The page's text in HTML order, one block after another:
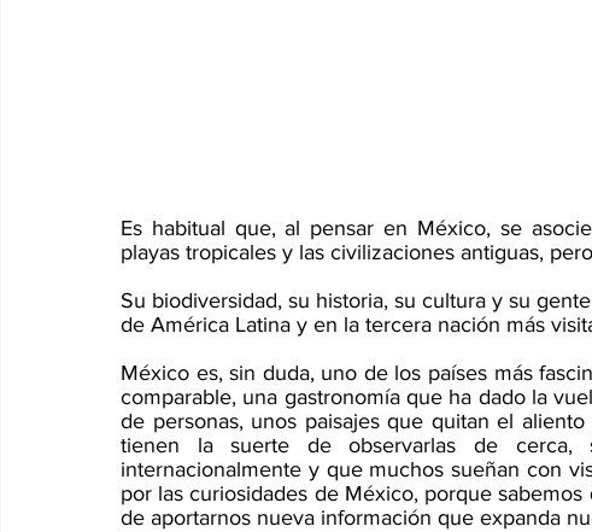
Es habitual que, al pensar en México, se
playas tropicales y las civilizaciones antiguas,
Su biodiversidad, su historia, su cultura y su
de América Latina y en la tercera nación más
México es, sin duda, uno de los países más
comparable, una gastronomía que ha dado la
de personas, unos paisajes que quitan el
tienen la suerte de observarlas de
internacionalmente y que muchos sueñan con
por las curiosidades de México, porque
de aportarnos nueva información que expanda